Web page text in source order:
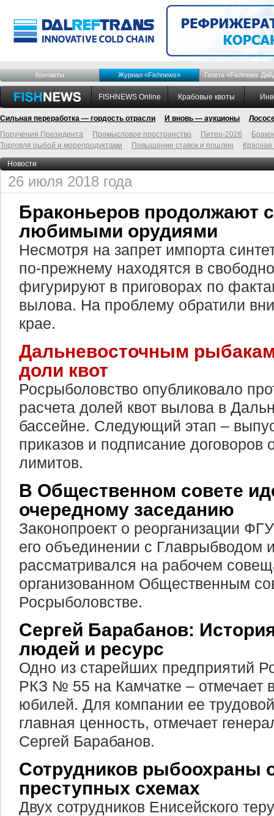
Контакты Журнал «Fishnews» Газета «Fishnews
FISHNEWS Online Крабовые квоты
Сильная переработка — гордость отрасли И вновь — аукционы
Поручения Президента
Промысловое пространство Питер-2026
Торговля рыбой и морепродуктами
Повышение ставок и пошлин
Новости
26 июля 2018 года
Браконьеров продолжают
любимыми орудиями
Несмотря на запрет импорта
по-прежнему находятся в
фигурируют в приговорах по
вылова. На проблему обратили
крае.
Дальневосточным
доли квот
Росрыболовство опубликовало
расчета долей квот вылова в
бассейне. Следующий этап –
приказов и подписание договоров
лимитов.
В Общественном совете
очередному заседанию
Законопроект о реорганизации
его объединении с
рассматривался на рабочем
организованном Общественным
Росрыболовстве.
Сергей Барабанов:
людей и ресурс
Одно из старейших предприятий
РКЗ № 55 на Камчатке – отмечает
юбилей. Для компании ее трудовой
главная ценность, отмечает
Сергей Барабанов.
Сотрудников рыбоохраны
преступных схемах
Двух сотрудников Енисейского